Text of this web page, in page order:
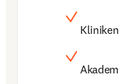
Kliniken